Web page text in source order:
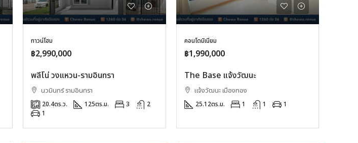
ทาวน์โฮม
฿2,990,000
พลีโน่ วงแหวน-รามอินทรา
นวมินทร์ รามอินทรา
20.4ตร.ว. 125ตร.ม. 3
2
1
คอนโดมิเนียม
฿1,990,000
The Base แจ้งวัฒนะ
แจ้งวัฒนะ เมืองทอง
25.12ตร.ม. 1 1 1